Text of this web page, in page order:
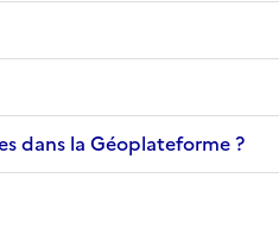
dans la Géoplateforme ?